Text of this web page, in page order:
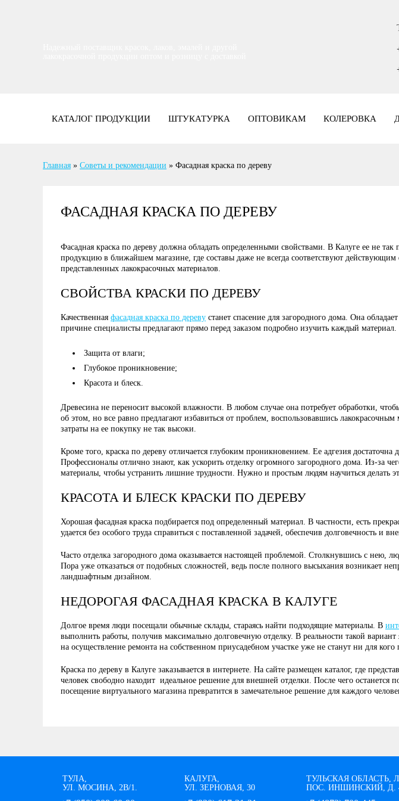
КАТАЛОГ ПРОДУКЦИИ ШТУКАТУРКА ОПТОВИКАМ КОЛЕРОВКА
Главная » Советы и рекомендации » Фасадная краска по дереву
ФАСАДНАЯ КРАСКА ПО ДЕРЕВУ
Фасадная краска по дереву должна обладать определенными свойствами. В Калуге ее не
продукцию в ближайшем магазине, где составы даже не всегда соответствуют действующим
представленных лакокрасочных материалов.
СВОЙСТВА КРАСКИ ПО ДЕРЕВУ
Качественная фасадная краска по дереву станет спасение для загородного дома. Она
причине специалисты предлагают прямо перед заказом подробно изучить каждый материал.
Защита от влаги;
Глубокое проникновение;
Красота и блеск.
Древесина не переносит высокой влажности. В любом случае она потребует обработки,
об этом, но все равно предлагают избавиться от проблем, воспользовавшись
затраты на ее покупку не так высоки.
Кроме того, краска по дереву отличается глубоким проникновением. Ее адгезия
Профессионалы отлично знают, как ускорить отделку огромного загородного дома. Из-за
материалы, чтобы устранить лишние трудности. Нужно и простым людям научиться делать
КРАСОТА И БЛЕСК КРАСКИ ПО ДЕРЕВУ
Хорошая фасадная краска подбирается под определенный материал. В частности, есть
удается без особого труда справиться с поставленной задачей, обеспечив долговечность и
Часто отделка загородного дома оказывается настоящей проблемой. Столкнувшись с нею,
Пора уже отказаться от подобных сложностей, ведь после полного высыхания возникает
ландшафтным дизайном.
НЕДОРОГАЯ ФАСАДНАЯ КРАСКА В КАЛУГЕ
Долгое время люди посещали обычные склады, стараясь найти подходящие материалы. В
выполнить работы, получив максимально долговечную отделку. В реальности такой
на осуществление ремонта на собственном приусадебном участке уже не станут ни для кого
Краска по дереву в Калуге заказывается в интернете. На сайте размещен каталог, где
человек свободно находит идеальное решение для внешней отделки. После чего останется
посещение виртуального магазина превратится в замечательное решение для каждого
ТУЛА,
УЛ. МОСИНА, 2В/1.
КАЛУГА,
УЛ. ЗЕРНОВАЯ, 30
ТУЛЬСКАЯ ОБЛАСТЬ,
ПОС. ИНШИНСКИЙ, Д.